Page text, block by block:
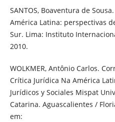
SANTOS, Boaventura de
América Latina: perspectivas
Sur. Lima: Instituto
2010.
WOLKMER, Antônio Carlos.
Crítica Jurídica Na América
Jurídicos y Sociales Mispat
Catarina. Aguascalientes /
em: